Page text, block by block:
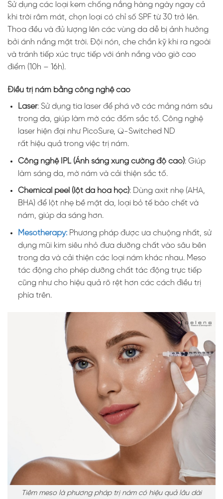
Sử dụng các loại kem chống nắng hàng ngày ngay cả
khi trời râm mát, chọn loại có chỉ số SPF từ 30 trở lên.
Thoa đều và đủ lượng lên các vùng da dễ bị ảnh hưởng
bởi ánh nắng mặt trời. Đội nón, che chắn kỹ khi ra ngoài
và tránh tiếp xúc trực tiếp với ánh nắng vào giờ cao
điểm (10h – 16h).
Điều trị nám bằng công nghệ cao
Laser: Sử dụng tia laser để phá vỡ các mảng nám sâu
trong da, giúp làm mờ các đốm sắc tố. Công nghệ
laser hiện đại như PicoSure, Q-Switched ND
rất hiệu quả trong việc trị nám.
Công nghệ IPL (Ánh sáng xung cường độ cao): Giúp
làm sáng da, mờ nám và cải thiện sắc tố.
Chemical peel (lột da hóa học): Dùng axit nhẹ (AHA,
BHA) để lột nhẹ bề mặt da, loại bỏ tế bào chết và
nám, giúp da sáng hơn.
Mesotherapy: Phương pháp được ưa chuộng nhất, sử
dụng mũi kim siêu nhỏ đưa dưỡng chất vào sâu bên
trong da và cải thiện các loại nám khác nhau. Meso
tác động cho phép dưỡng chất tác động trực tiếp
cũng như cho hiệu quả rõ rệt hơn các cách điều trị
phía trên.
Tiêm meso là phương pháp trị nám có hiệu quả lâu dài